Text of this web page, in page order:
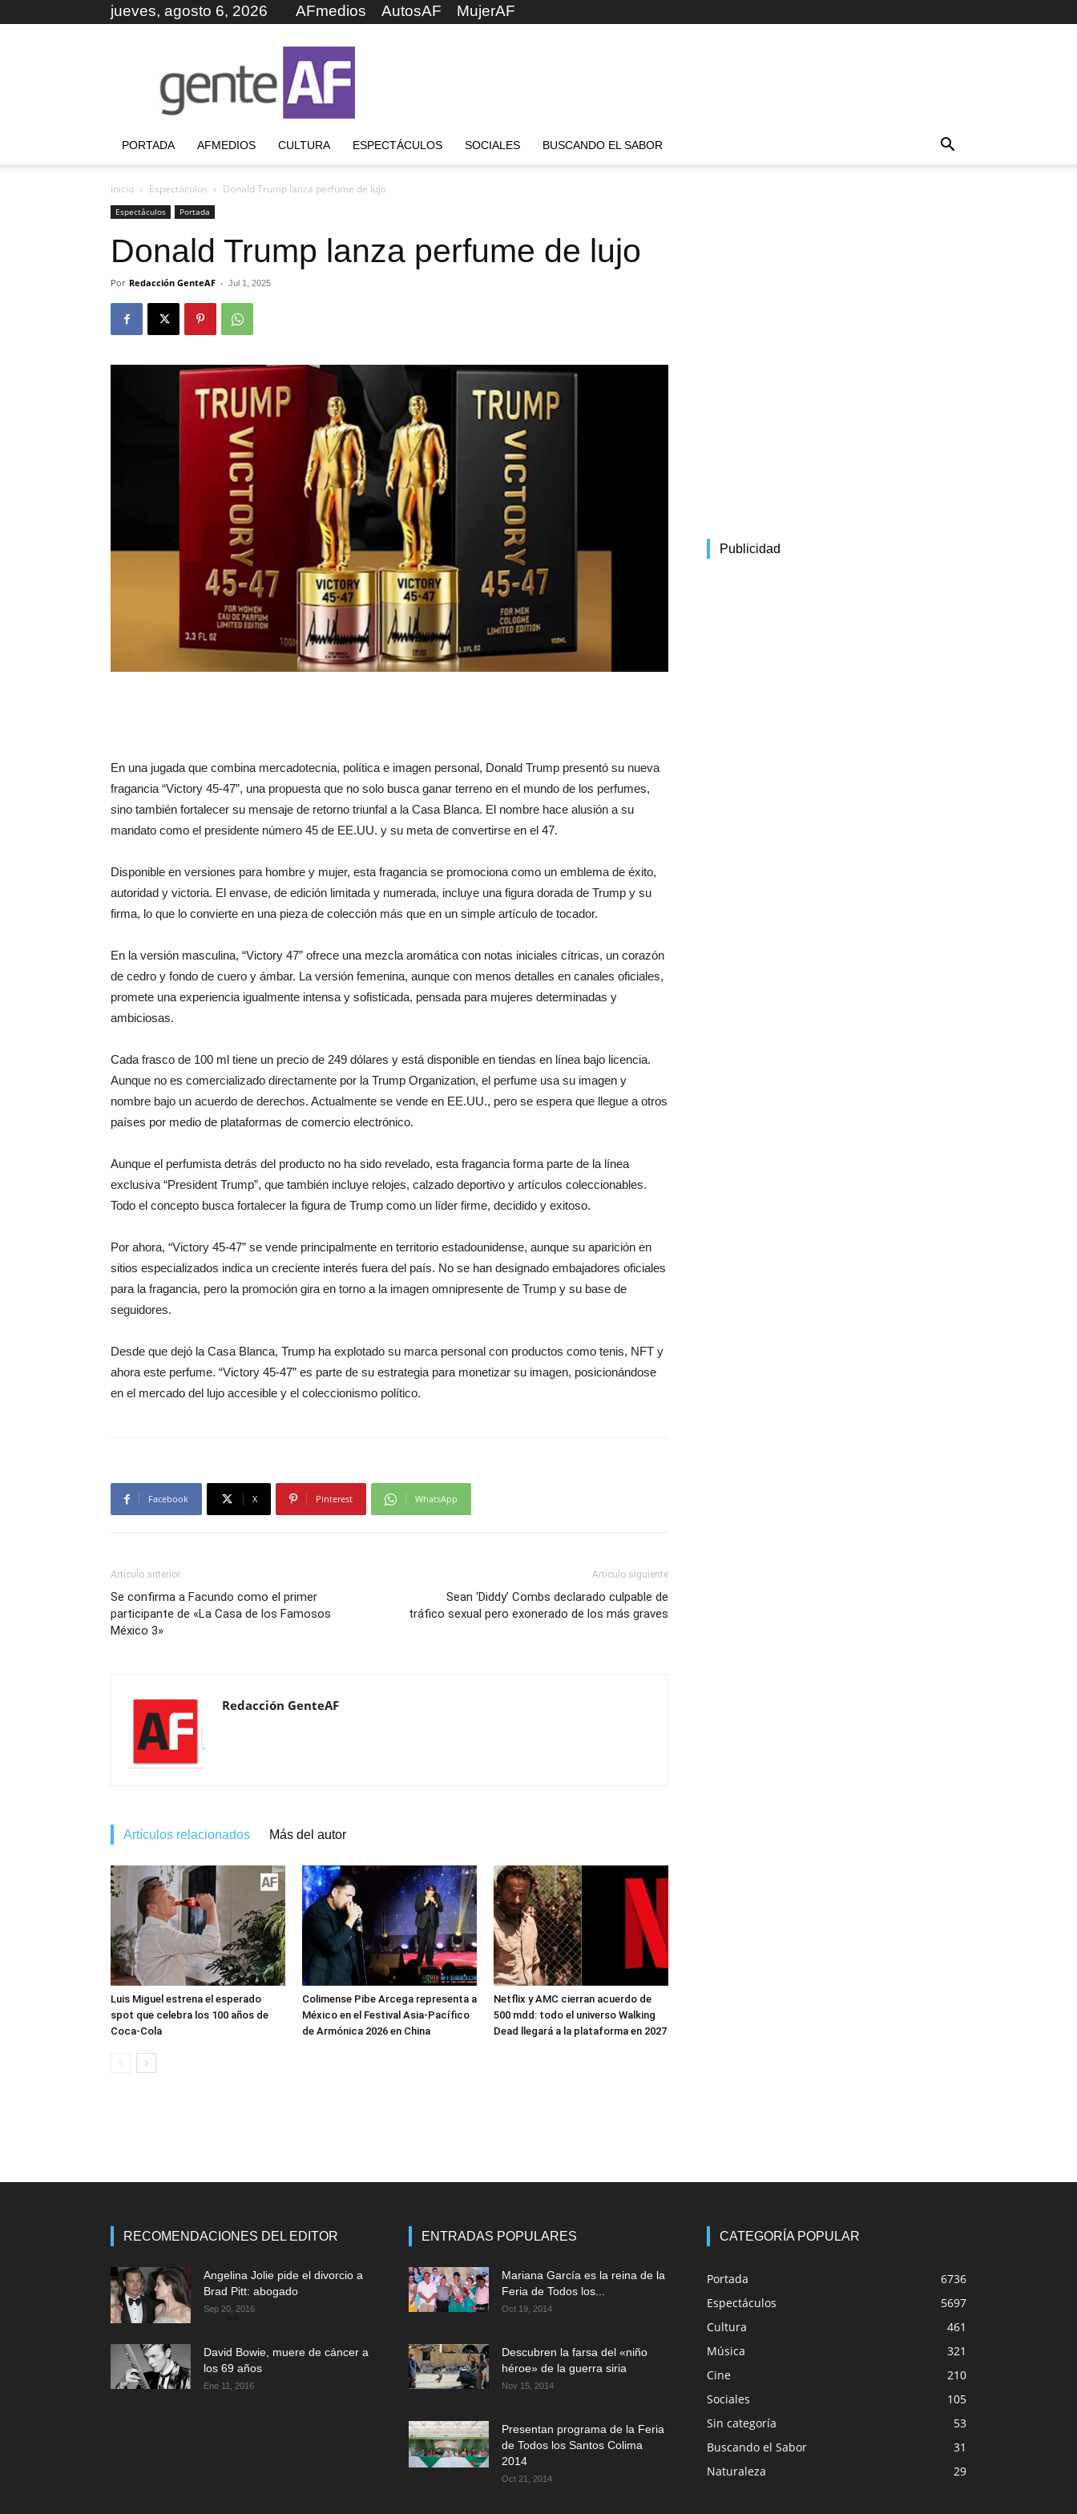
jueves, agosto 6, 2026 AFmedios AutosAF MujerAF
PORTADA AFMEDIOS CULTURA ESPECTÁCULOS SOCIALES BUSCANDO EL SABOR
Inicio Espectáculos Donald Trump lanza perfume de lujo
Espectáculos Portada
Donald Trump lanza perfume de lujo
Por Redacción GenteAF - Jul 1, 2025
En una jugada que combina mercadotecnia, política e imagen personal, Donald Trump presentó su nueva
fragancia “Victory 45-47”, una propuesta que no solo busca ganar terreno en el mundo de los perfumes,
sino también fortalecer su mensaje de retorno triunfal a la Casa Blanca. El nombre hace alusión a su
mandato como el presidente número 45 de EE.UU. y su meta de convertirse en el 47.
Disponible en versiones para hombre y mujer, esta fragancia se promociona como un emblema de éxito,
autoridad y victoria. El envase, de edición limitada y numerada, incluye una figura dorada de Trump y su
firma, lo que lo convierte en una pieza de colección más que en un simple artículo de tocador.
En la versión masculina, “Victory 47” ofrece una mezcla aromática con notas iniciales cítricas, un corazón
de cedro y fondo de cuero y ámbar. La versión femenina, aunque con menos detalles en canales oficiales,
promete una experiencia igualmente intensa y sofisticada, pensada para mujeres determinadas y
ambiciosas.
Cada frasco de 100 ml tiene un precio de 249 dólares y está disponible en tiendas en línea bajo licencia.
Aunque no es comercializado directamente por la Trump Organization, el perfume usa su imagen y
nombre bajo un acuerdo de derechos. Actualmente se vende en EE.UU., pero se espera que llegue a otros
países por medio de plataformas de comercio electrónico.
Aunque el perfumista detrás del producto no ha sido revelado, esta fragancia forma parte de la línea
exclusiva “President Trump”, que también incluye relojes, calzado deportivo y artículos coleccionables.
Todo el concepto busca fortalecer la figura de Trump como un líder firme, decidido y exitoso.
Por ahora, “Victory 45-47” se vende principalmente en territorio estadounidense, aunque su aparición en
sitios especializados indica un creciente interés fuera del país. No se han designado embajadores oficiales
para la fragancia, pero la promoción gira en torno a la imagen omnipresente de Trump y su base de
seguidores.
Desde que dejó la Casa Blanca, Trump ha explotado su marca personal con productos como tenis, NFT y
ahora este perfume. “Victory 45-47” es parte de su estrategia para monetizar su imagen, posicionándose
en el mercado del lujo accesible y el coleccionismo político.
Facebook X Pinterest WhatsApp
Artículo anterior
Se confirma a Facundo como el primer
participante de «La Casa de los Famosos
México 3»
Artículo siguiente
Sean ‘Diddy’ Combs declarado culpable de
tráfico sexual pero exonerado de los más graves
Redacción GenteAF
Artículos relacionados Más del autor
Luis Miguel estrena el esperado
spot que celebra los 100 años de
Coca-Cola
Colimense Pibe Arcega representa a
México en el Festival Asia-Pacífico
de Armónica 2026 en China
Netflix y AMC cierran acuerdo de
500 mdd: todo el universo Walking
Dead llegará a la plataforma en 2027
Publicidad
RECOMENDACIONES DEL EDITOR
Angelina Jolie pide el divorcio a
Brad Pitt: abogado
Sep 20, 2016
David Bowie, muere de cáncer a
los 69 años
Ene 11, 2016
ENTRADAS POPULARES
Mariana García es la reina de la
Feria de Todos los...
Oct 19, 2014
Descubren la farsa del «niño
héroe» de la guerra siria
Nov 15, 2014
Presentan programa de la Feria
de Todos los Santos Colima
2014
Oct 21, 2014
CATEGORÍA POPULAR
Portada
6736
Espectáculos
5697
Cultura
461
Música
321
Cine
210
Sociales
105
Sin categoría
53
Buscando el Sabor
31
Naturaleza
29